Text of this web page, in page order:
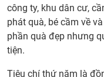
công ty, khu dân cư,
phát quà, bé cầm về
phần quà đẹp nhưng
tiện.
Tiêu chí thứ năm là